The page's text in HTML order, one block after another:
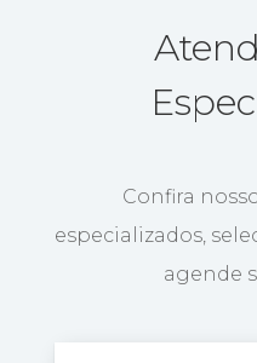
Confira
especializados,
agende